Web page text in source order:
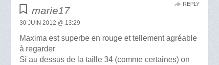
marie17
30 JUIN 2012 @ 13:29
Maxima est superbe en rouge et tellement agréable
à regarder
Si au dessus de la taille 34 (comme certaines) on
REPLY